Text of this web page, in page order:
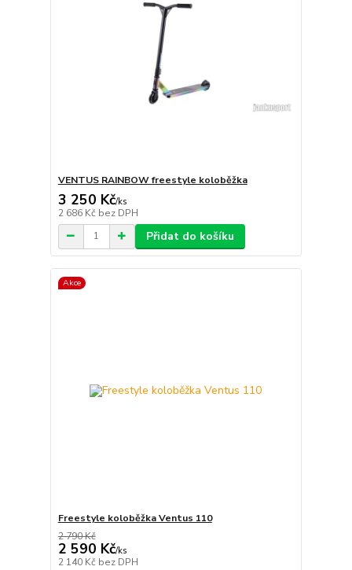
VENTUS RAINBOW freestyle koloběžka
3 250 Kč/ks
2 686 Kč bez DPH
Přidat do košíku
Akce
Freestyle koloběžka Ventus 110
2 790 Kč
2 590 Kč/ks
2 140 Kč bez DPH